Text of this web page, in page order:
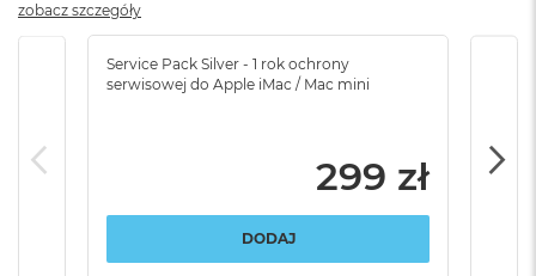
Service Pack Silver - 1 rok ochrony
serwisowej do Apple iMac / Mac mini
299 zł
DODAJ
zobacz szczegóły